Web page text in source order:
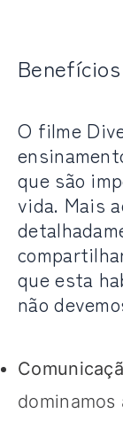
O filme
que são
vida. Mais
que esta
não
dominamos